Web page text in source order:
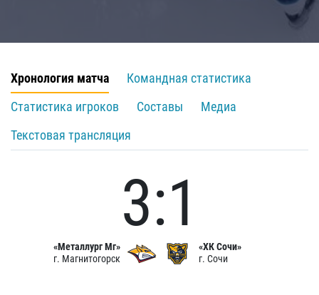
Хронология матча
Командная статистика
Статистика игроков
Составы
Медиа
Текстовая трансляция
«Металлург Мг»
г. Магнитогорск
3:1
«ХК Сочи»
г. Сочи